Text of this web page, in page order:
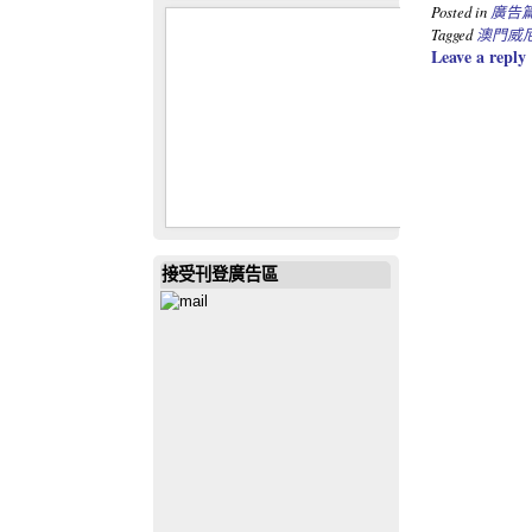
接受刊登廣告區
Posted in 廣告
Tagged 澳門威
Leave a reply